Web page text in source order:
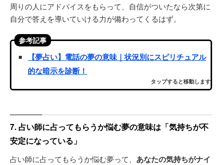
周りの人にアドバイスをもらって、自信がついたなら次第に
自分で答えを導いていける力が備わってくるはず。
参考記事
【夢占い】電話の夢の意味｜状況別にスピリチュアル
的な暗示を診断！
タップすると移動します
7. 占い師に占ってもらうか悩む夢の意味は「気持ちが不
安定になっている」
占い師に占ってもらうか悩む夢って、 あなたの気持ちがナイ